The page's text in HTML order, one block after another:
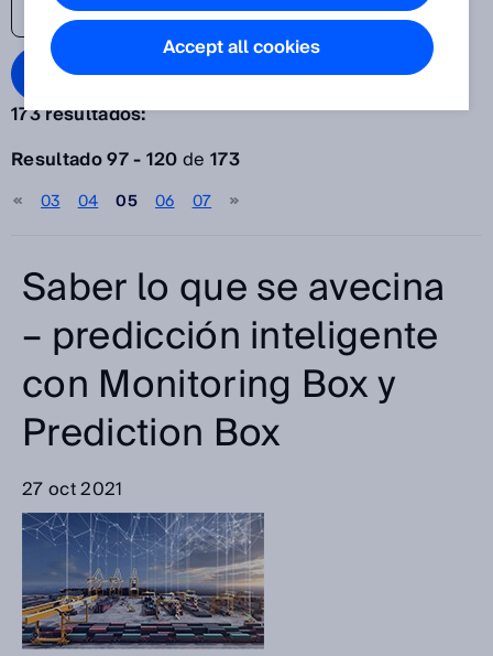
Search Blog
Año
Seleccione
Categorías
Seleccione
Buscar
173 resultados:
Resultado 97 - 120de173
03 04 05 06 07
Saber lo que se avecina
– predicción inteligente
con Monitoring Box y
Prediction Box
27 oct 2021
Accept all cookies